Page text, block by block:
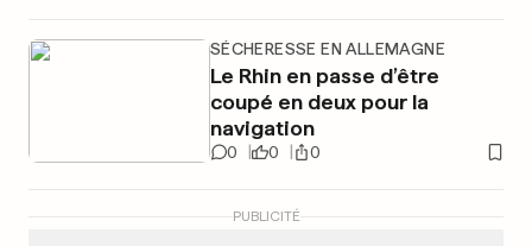
SÉCHERESSE EN ALLEMAGNE
Le Rhin en passe d’être
coupé en deux pour la
navigation
0 0 0
PUBLICITÉ